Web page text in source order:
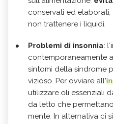
conservati ed
non trattenere i liquidi.
Problemi di insonnia:
contemporaneamente
sintomi della sindrome
vizioso. Per ovviare all'
utilizzare oli essenziali
da letto che
mente. In alternativa ci